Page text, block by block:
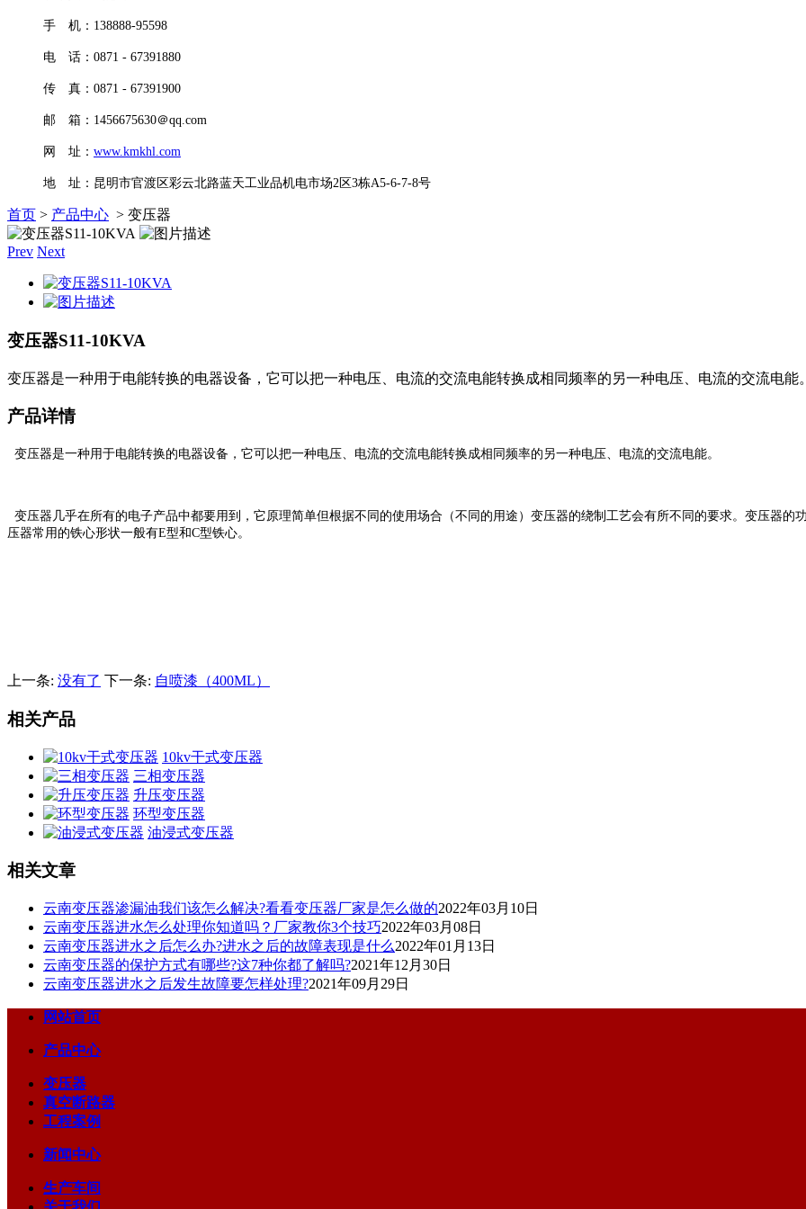
手 机：138888-95598
电 话：0871 - 67391880
传 真：0871 - 67391900
邮 箱：1456675630＠qq.com
网 址： www.kmkhl.com
地 址：昆明市官渡区彩云北路蓝天工业品机电市场2区3栋A5-6-7-8号
首页 > 产品中心 > 变压器
Prev Next
变压器S11-10KVA
变压器是一种用于电能转换的电器设备，它可以把一种电压、电流的交流电能转换成相同频率的另一种电压、电流的交流电能
产品详情
变压器是一种用于电能转换的电器设备，它可以把一种电压、电流的交流电能转换成相同频率的另一种电压、电流的交流电能。
变压器几乎在所有的电子产品中都要用到，它原理简单但根据不同的使用场合（不同的用途）变压器的绕制工艺会有所不同的要求。变压器
压器常用的铁心形状一般有E型和C型铁心。
上一条: 没有了 下一条: 自喷漆（400ML）
相关产品
10kv干式变压器
三相变压器
升压变压器
环型变压器
油浸式变压器
相关文章
云南变压器渗漏油我们该怎么解决?看看变压器厂家是怎么做的2022年03月10日
云南变压器进水怎么处理你知道吗？厂家教你3个技巧2022年03月08日
云南变压器进水之后怎么办?进水之后的故障表现是什么2022年01月13日
云南变压器的保护方式有哪些?这7种你都了解吗?2021年12月30日
云南变压器进水之后发生故障要怎样处理?2021年09月29日
网站首页
产品中心
变压器
真空断路器
工程案例
新闻中心
生产车间